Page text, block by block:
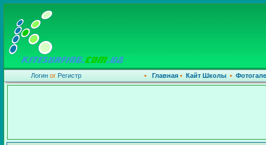
Логин or Регистр • Главная• Кайт Школы •